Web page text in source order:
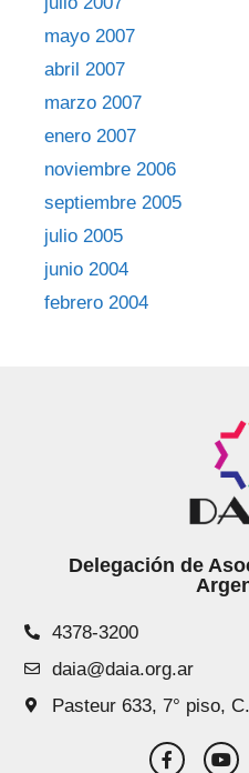
mayo 2007
abril 2007
marzo 2007
enero 2007
noviembre 2006
septiembre 2005
julio 2005
junio 2004
febrero 2004
Delegación de
4378-3200
daia@daia.org.ar
Pasteur 633, 7° piso,